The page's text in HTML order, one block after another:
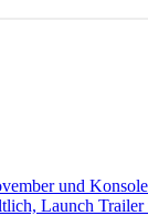
und
Launch